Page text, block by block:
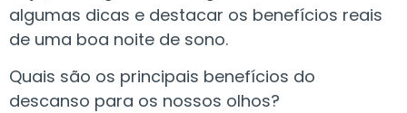
algumas dicas e destacar os benefícios reais
de uma boa noite de sono.
Quais são os principais benefícios do
descanso para os nossos olhos?